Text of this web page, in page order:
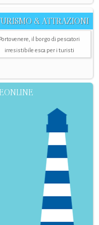
& ATTRAZIONI
Portovenere, il borgo di pescatori
irresistibile esca per i turisti